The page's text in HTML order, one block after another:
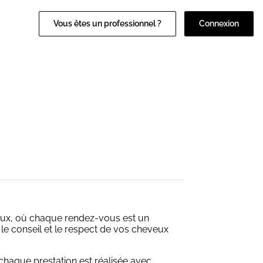
Vous êtes un professionnel ? Connexion
où chaque rendez-vous est un
conseil et le respect de vos cheveux